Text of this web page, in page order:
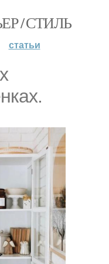
/ СТИЛЬ
статьи